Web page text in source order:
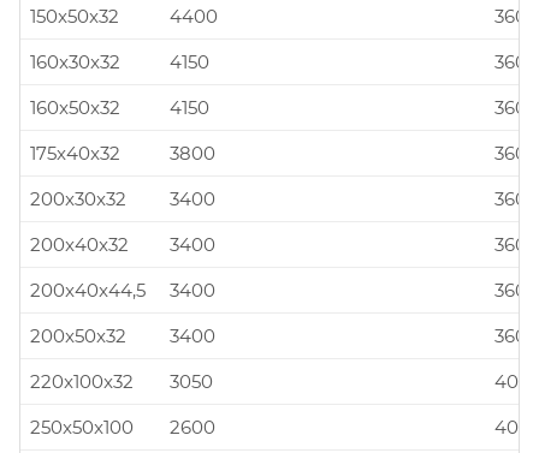
150x50x32
4400
160x30x32
4150
160x50x32
4150
175x40x32
3800
200x30x32
3400
200x40x32
3400
200x40x44,5
3400
200x50x32
3400
220x100x32
3050
250x50x100
2600